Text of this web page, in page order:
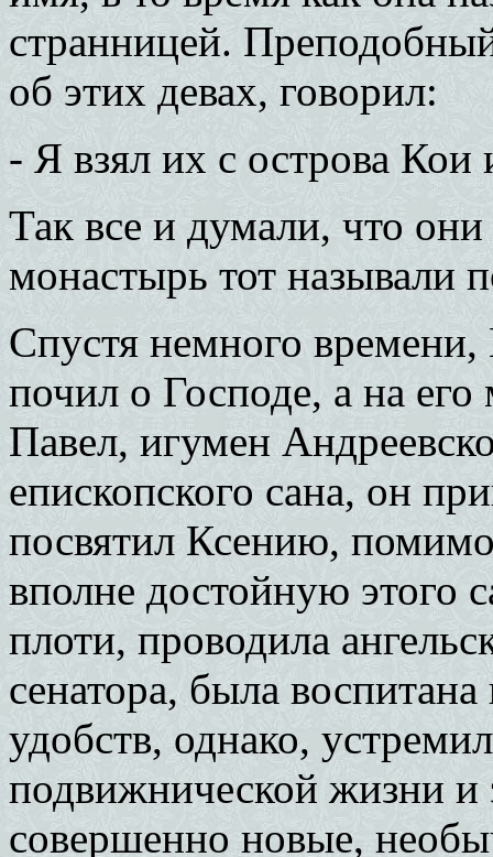
странницей.
об этих девах, говорил:
- Я взял их с острова Кои
Так все и думали, что
монастырь тот называли
Спустя немного времени,
почил о Господе, а на
Павел, игумен
епископского сана, он
посвятил Ксению,
вполне достойную этого
плоти, проводила
сенатора, была
удобств, однако,
подвижнической жизни и
совершенно новые,